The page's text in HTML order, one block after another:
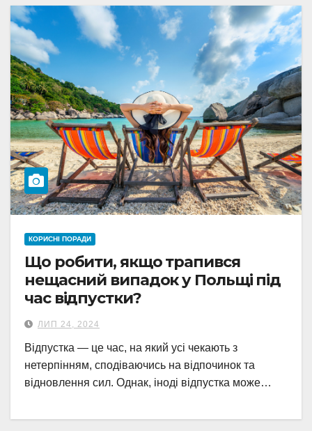
КОРИСНІ ПОРАДИ
Що робити, якщо трапився
нещасний випадок у Польщі під
час відпустки?
ЛИП 24, 2024
Відпустка — це час, на який усі чекають з
нетерпінням, сподіваючись на відпочинок та
відновлення сил. Однак, іноді відпустка може…